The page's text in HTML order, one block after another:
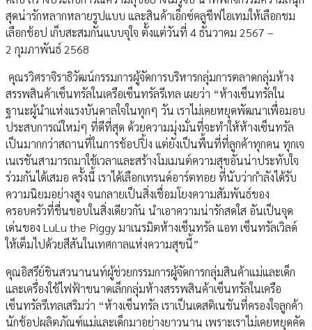
สุดน่ารักหลากหลายรูปแบบ และสินค้าเอ็กซ์คลูชีฟไอเทมให้เลือกชม
เลือกช้อป เก็บสะสมกันแบบจุใจ ตั้งแต่วันที่ 4 ธันวาคม 2567 –
2 กุมภาพันธ์ 2568
คุณรวิศราจิราธิวัฒน์กรรมการผู้จัดการบริหารกลุ่มการตลาดกลุ่มห้าง
สรรพสินค้าเซ็นทรัลในเครือเซ็นทรัลรีเทล เผยว่า “ห้างเซ็นทรัลใน
ฐานะผู้นำแห่งแรงบันดาลใจในทุกๆ วัน เราไม่เคยหยุดพัฒนาเพื่อมอบ
ประสบการณ์ใหม่ๆ ที่ดีที่สุด ด้วยความมุ่งมั่นที่จะทำให้ห้างเซ็นทรัล
เป็นมากกว่าสถานที่ในการช้อปปิ้ง แต่ยังเป็นพื้นที่ที่ลูกค้าทุกคน ทุกเจ
เนเรชันสามารถมาใช้เวลาและสร้างโมเมนต์ความสุขอันน่าประทับใจ
ร่วมกันได้เสมอ ครั้งนี้ เราได้เลือกเทรนด์อาร์ตทอย ที่นับว่ากำลังได้รับ
ความนิยมอย่างสูง จนกลายเป็นสิ่งเชื่อมโยงความสัมพันธ์ของ
ครอบครัวที่ชื่นชอบในสิ่งเดียวกัน นำเอาความน่ารักสดใส อันเป็นจุด
เด่นของ LuLu the Piggy มาเนรมิตห้างเซ็นทรัล แอท เซ็นทรัลเวิลด์
ให้เต็มไปด้วยสีสันในเทศกาลแห่งความสุขนี้”
คุณอิสรีย์ชินสวนานนท์ผู้ช่วยกรรมการผู้จัดการกลุ่มสินค้าแม่และเด็ก
และเครื่องใช้ไฟฟ้าขนาดเล็กกลุ่มห้างสรรพสินค้าเซ็นทรัลในเครือ
เซ็นทรัลรีเทลเสริมว่า “ห้างเซ็นทรัล เราเป็นเดสติเนชันที่ครองใจลูกค้า
นักช้อปผลิตภัณฑ์แม่และเด็กมาอย่างยาวนาน เพราะเราไม่เคยหยุดคัด